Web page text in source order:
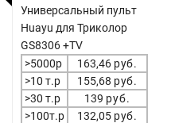
Универсальный пульт
Huayu для Триколор
GS8306 +TV
>5000р
163,46 руб.
>10 т.р
155,68 руб.
>30 т.р
139 руб.
>100т.р
132,05 руб.